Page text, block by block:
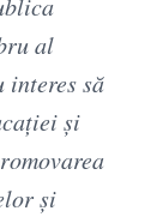
al
interes să
și
și